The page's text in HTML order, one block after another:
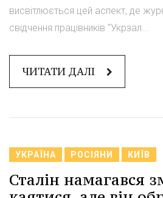
висвітлюється цей аспект, де
свідчення працівників "Укрзал...
ЧИТАТИ ДАЛІ
УКРАЇНА РОСІЯНИ КИЇВ
Сталін намагався